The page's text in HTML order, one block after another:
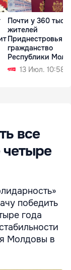
Почти у 360
жителей
Приднестровья
гражданство
Республики
13 Июл. 10:58
все
победить
года
Молдовы в